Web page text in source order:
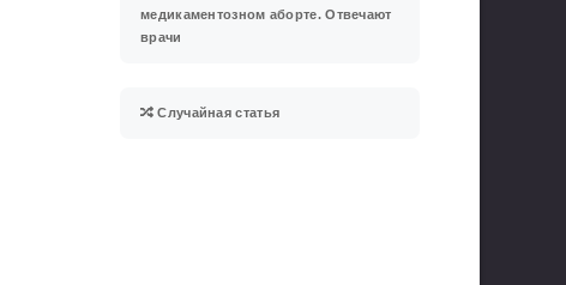
медикаментозном аборте. Отвечают
врачи
Случайная статья